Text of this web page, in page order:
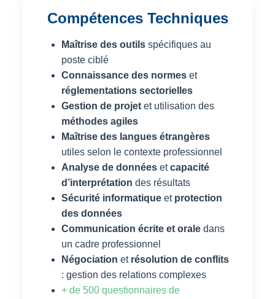
Compétences Techniques
Maîtrise des outils spécifiques au
poste ciblé
Connaissance des normes et
réglementations sectorielles
Gestion de projet et utilisation des
méthodes agiles
Maîtrise des langues étrangères
utiles selon le contexte professionnel
Analyse de données etcapacité
d’interprétation des résultats
Sécurité informatique et protection
des données
Communication écrite et orale dans
un cadre professionnel
Négociation et résolution de conflits
: gestion des relations complexes
+ de 500 questionnaires de